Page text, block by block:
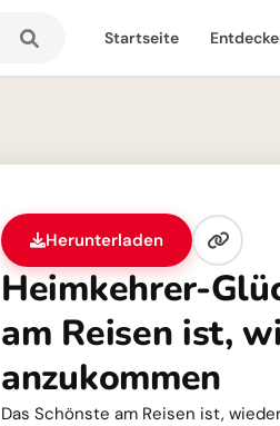
Startseite
Herunterladen
Heimkehrer-
am Reisen ist,
anzukommen
Das Schönste am Reisen ist,